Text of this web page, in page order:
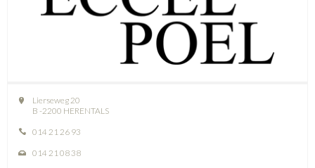
Lierseweg 20
B -2200 HERENTALS
014 21 26 93
014 21 08 38